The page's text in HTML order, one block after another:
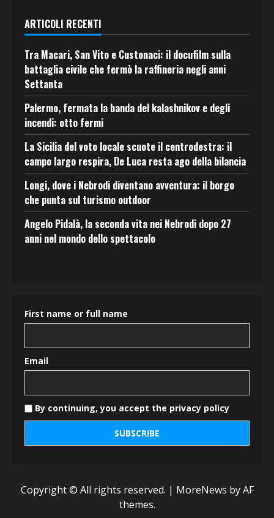
ARTICOLI RECENTI
Tra Macari, San Vito e Custonaci: il docufilm sulla
battaglia civile che fermò la raffineria negli anni
Settanta
Palermo, fermata la banda del kalashnikov e degli
incendi: otto fermi
La Sicilia del voto locale scuote il centrodestra: il
campo largo respira, De Luca resta ago della bilancia
Longi, dove i Nebrodi diventano avventura: il borgo
che punta sul turismo outdoor
Angelo Pidalà, la seconda vita nei Nebrodi dopo 27
anni nel mondo dello spettacolo
First name or full name
Email
By continuing, you accept the privacy policy
Copyright © All rights reserved. | MoreNews by AF
themes.